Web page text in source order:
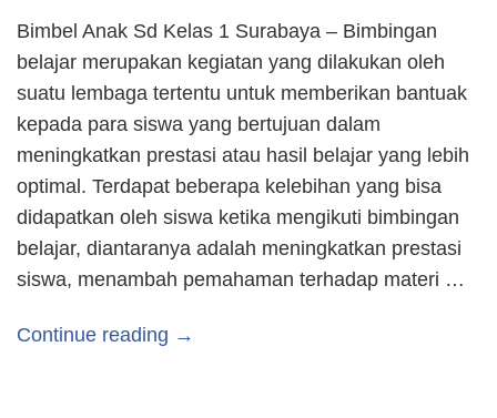
Bimbel Anak Sd Kelas 1 Surabaya – Bimbingan
belajar merupakan kegiatan yang dilakukan oleh
suatu lembaga tertentu untuk memberikan bantuak
kepada para siswa yang bertujuan dalam
meningkatkan prestasi atau hasil belajar yang lebih
optimal. Terdapat beberapa kelebihan yang bisa
didapatkan oleh siswa ketika mengikuti bimbingan
belajar, diantaranya adalah meningkatkan prestasi
siswa, menambah pemahaman terhadap materi …
Continue reading →